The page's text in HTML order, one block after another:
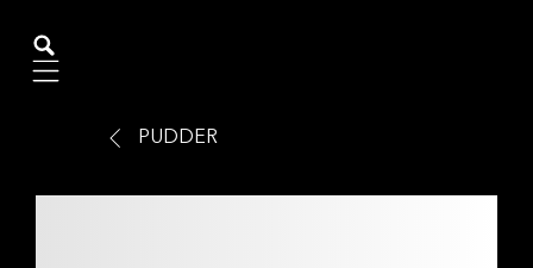
Mobile navigation
PUDDER